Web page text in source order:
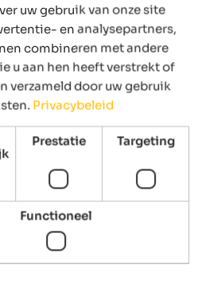
uw gebruik van onze site
en analysepartners,
combineren met andere
u aan hen heeft verstrekt of
verzameld door uw gebruik
Privacybeleid
Prestatie Targeting
Functioneel